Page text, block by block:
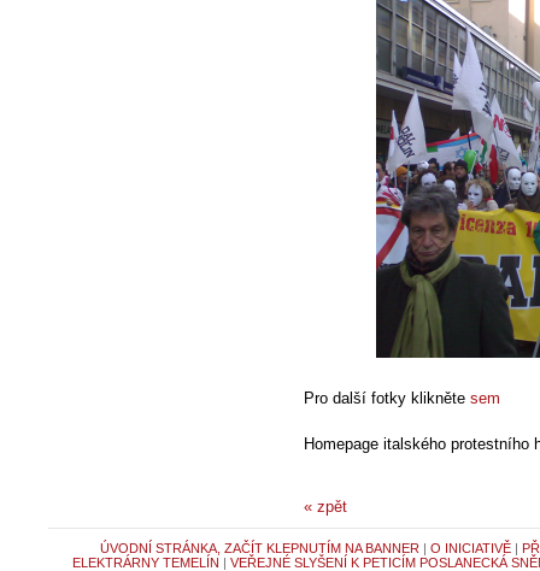
Pro další fotky klikněte sem
Homepage italského protestního
« zpět
ÚVODNÍ STRÁNKA, ZAČÍT KLEPNUTÍM NA BANNER | O INICIATIVĚ|
ELEKTRÁRNY TEMELÍN | VEŘEJNÉ SLYŠENÍ K PETICÍM POSLANECKÁ